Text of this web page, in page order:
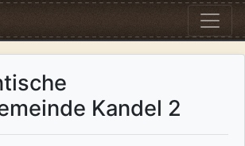
Kandel 2